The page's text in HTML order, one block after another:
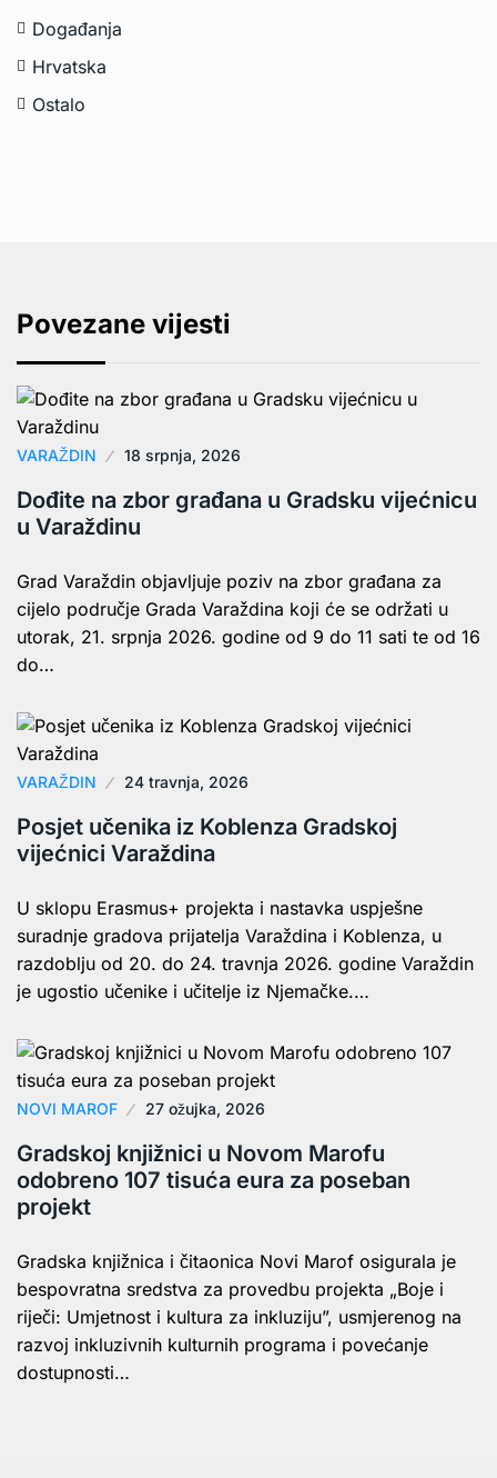
Događanja
Hrvatska
Ostalo
Povezane vijesti
VARAŽDIN 18 srpnja, 2026
Dođite na zbor građana u Gradsku vijećnicu
u Varaždinu
Grad Varaždin objavljuje poziv na zbor građana za
cijelo područje Grada Varaždina koji će se održati u
utorak, 21. srpnja 2026. godine od 9 do 11 sati te od 16
do…
VARAŽDIN 24 travnja, 2026
Posjet učenika iz Koblenza Gradskoj
vijećnici Varaždina
U sklopu Erasmus+ projekta i nastavka uspješne
suradnje gradova prijatelja Varaždina i Koblenza, u
razdoblju od 20. do 24. travnja 2026. godine Varaždin
je ugostio učenike i učitelje iz Njemačke.…
NOVI MAROF 27 ožujka, 2026
Gradskoj knjižnici u Novom Marofu
odobreno 107 tisuća eura za poseban
projekt
Gradska knjižnica i čitaonica Novi Marof osigurala je
bespovratna sredstva za provedbu projekta „Boje i
riječi: Umjetnost i kultura za inkluziju”, usmjerenog na
razvoj inkluzivnih kulturnih programa i povećanje
dostupnosti…